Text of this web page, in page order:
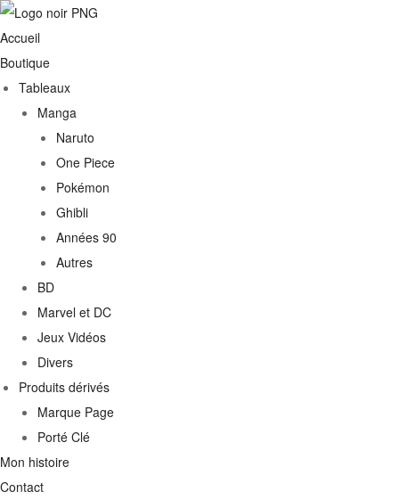
Accueil
Boutique
Tableaux
Manga
Naruto
One Piece
Pokémon
Ghibli
Années 90
Autres
BD
Marvel et DC
Jeux Vidéos
Divers
Produits dérivés
Marque Page
Porté Clé
Mon histoire
Contact